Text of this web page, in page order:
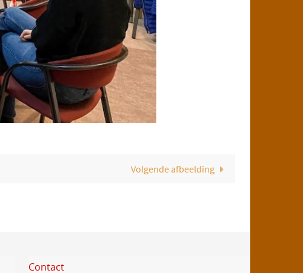
Volgende afbeelding
Contact